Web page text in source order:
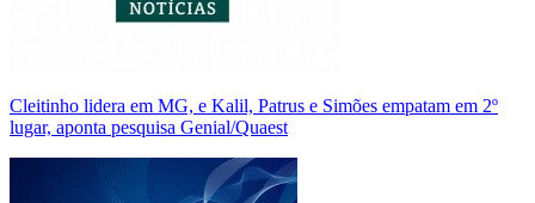
Cleitinho lidera em MG, e Kalil, Patrus e Simões empatam em 2º
lugar, aponta pesquisa Genial/Quaest